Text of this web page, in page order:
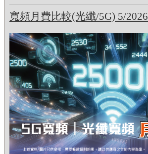
寬頻月費比較(光纖/5G) 5/2026